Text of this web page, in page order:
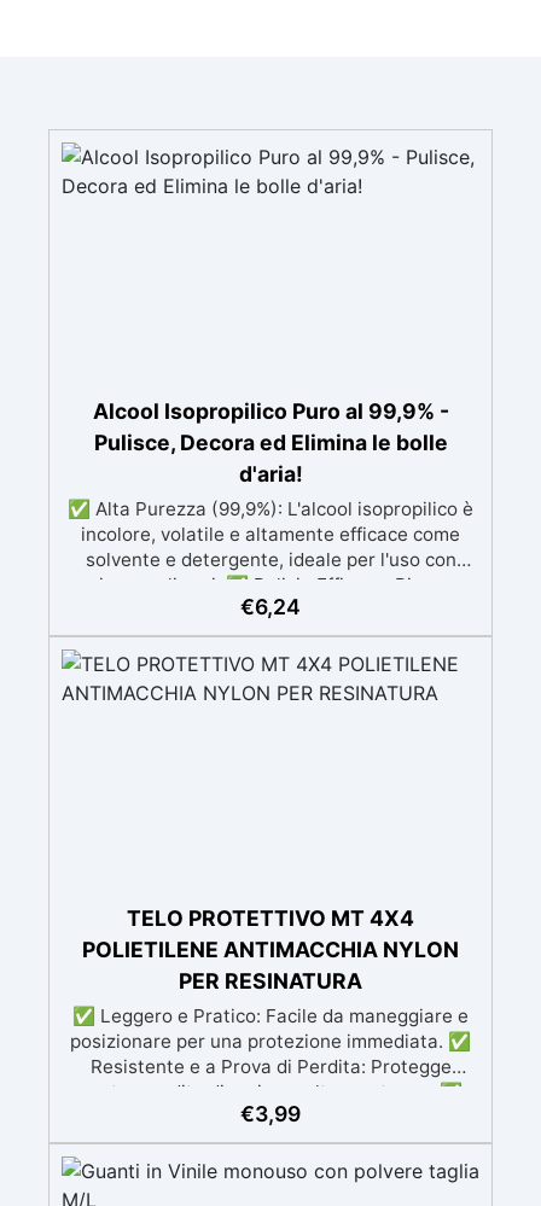
Alcool Isopropilico Puro al 99,9% -
Pulisce, Decora ed Elimina le bolle
d'aria!
✅ Alta Purezza (99,9%): L'alcool isopropilico è
incolore, volatile e altamente efficace come
solvente e detergente, ideale per l'uso con
resine e polimeri. ✅ Pulizia Efficace: Rimuove
facilmente sporco e residui da resine e superfici
senza lasciare tracce, perfetto per preparare
superfici e attrezzature. ✅ Effetti Decorativi:
Spruzzato sulla resina, aiuta a eliminare le bolle
€6,24
TELO PROTETTIVO MT 4X4
POLIETILENE ANTIMACCHIA NYLON
PER RESINATURA
✅ Leggero e Pratico: Facile da maneggiare e
posizionare per una protezione immediata. ✅
Resistente e a Prova di Perdita: Protegge
contro perdite di resina e altre sostanze. ✅
Divisibile e Versatile: Può essere ritagliato in
parti più piccole per adattarsi a diverse
superfici. ✅ Riutilizzabile e Riciclabile: Facile
da pulire e utilizzare più volte, sostenibile. ✅
€3,99